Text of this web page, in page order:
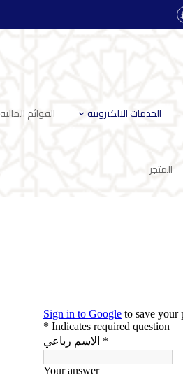
الخدمات الالكترونية القوائم المالية
المتجر